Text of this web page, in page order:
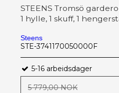
STEENS Tromsö
1 hylle, 1 skuff, 1
Steens
STE-3741170050000F
5-16 arbeidsdager
5 779,00 NOK